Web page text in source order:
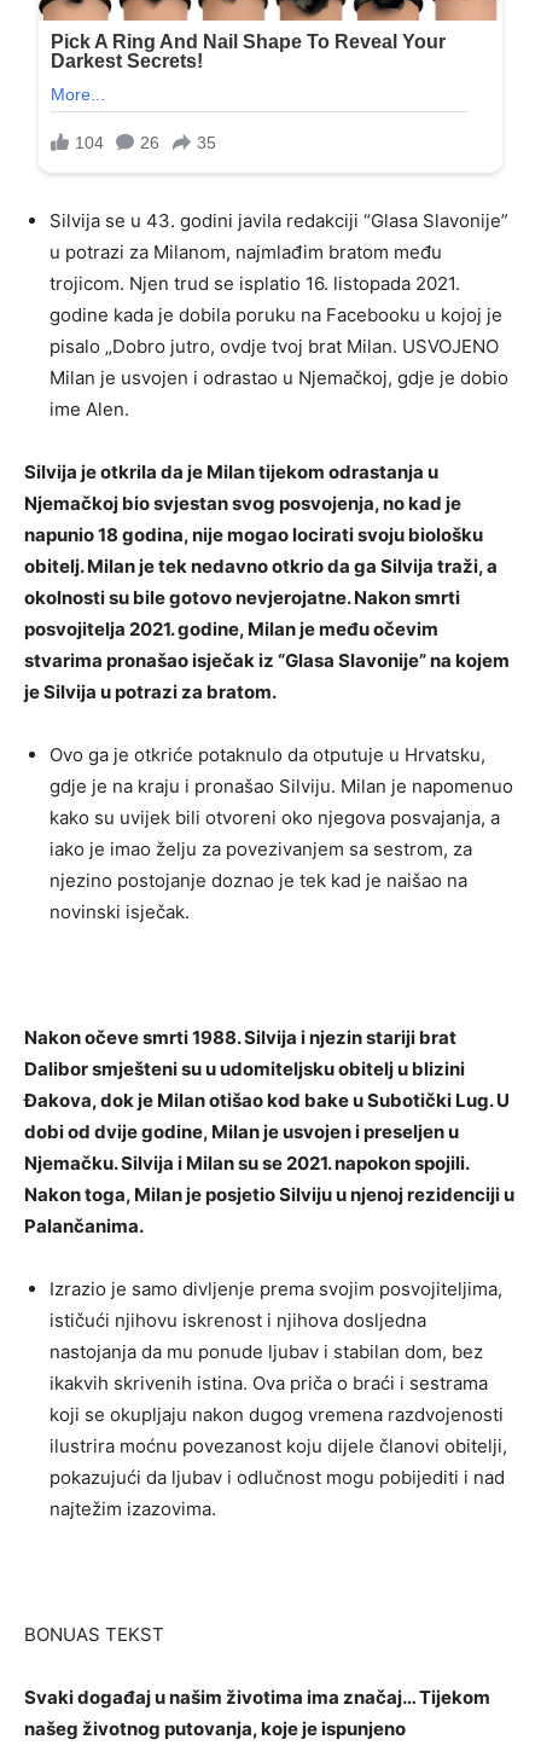
Silvija se u 43. godini javila redakciji “Glasa Slavonije”
u potrazi za Milanom, najmlađim bratom među
trojicom. Njen trud se isplatio 16. listopada 2021.
godine kada je dobila poruku na Facebooku u kojoj je
pisalo „Dobro jutro, ovdje tvoj brat Milan. USVOJENO
Milan je usvojen i odrastao u Njemačkoj, gdje je dobio
ime Alen.
Silvija je otkrila da je Milan tijekom odrastanja u
Njemačkoj bio svjestan svog posvojenja, no kad je
napunio 18 godina, nije mogao locirati svoju biološku
obitelj. Milan je tek nedavno otkrio da ga Silvija traži, a
okolnosti su bile gotovo nevjerojatne. Nakon smrti
posvojitelja 2021. godine, Milan je među očevim
stvarima pronašao isječak iz “Glasa Slavonije” na kojem
je Silvija u potrazi za bratom.
Ovo ga je otkriće potaknulo da otputuje u Hrvatsku,
gdje je na kraju i pronašao Silviju. Milan je napomenuo
kako su uvijek bili otvoreni oko njegova posvajanja, a
iako je imao želju za povezivanjem sa sestrom, za
njezino postojanje doznao je tek kad je naišao na
novinski isječak.
Nakon očeve smrti 1988. Silvija i njezin stariji brat
Dalibor smješteni su u udomiteljsku obitelj u blizini
Đakova, dok je Milan otišao kod bake u Subotički Lug. U
dobi od dvije godine, Milan je usvojen i preseljen u
Njemačku. Silvija i Milan su se 2021. napokon spojili.
Nakon toga, Milan je posjetio Silviju u njenoj rezidenciji u
Palančanima.
Izrazio je samo divljenje prema svojim posvojiteljima,
ističući njihovu iskrenost i njihova dosljedna
nastojanja da mu ponude ljubav i stabilan dom, bez
ikakvih skrivenih istina. Ova priča o braći i sestrama
koji se okupljaju nakon dugog vremena razdvojenosti
ilustrira moćnu povezanost koju dijele članovi obitelji,
pokazujući da ljubav i odlučnost mogu pobijediti i nad
najtežim izazovima.
BONUAS TEKST
Svaki događaj u našim životima ima značaj… Tijekom
našeg životnog putovanja, koje je ispunjeno